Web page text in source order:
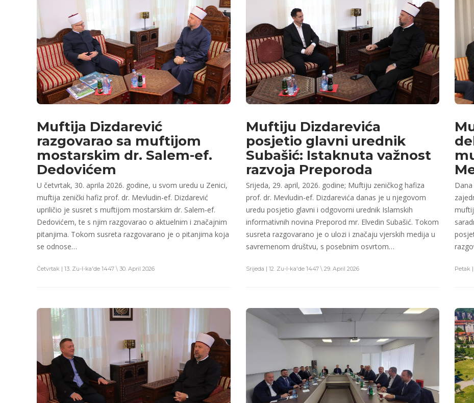
Muftija Dizdarević
razgovarao sa muftijom
mostarskim dr. Salem-ef.
Dedovićem
U četvrtak, 30. aprila 2026. godine, u svom uredu u Zenici,
muftija zenički hafiz prof. dr. Mevludin-ef. Dizdarević
upriličio je susret s muftijom mostarskim dr. Salem-ef.
Dedovićem, te s njim razgovarao o aktuelnim i značajnim
pitanjima. Tokom susreta razgovarano je o pitanjima koja
se odnose…
Četvrtak | 13. Zu-l-ka'de 1447 \ 30. April 2026
Muftiju Dizdarevića
posjetio glavni urednik
Subašić: Istaknuta važnost
razvoja Preporoda
Srijeda, 29. april, 2026. godine; Muftiju zeničkog hafiza
prof. dr. Mevludin-ef. Dizdarevića danas je u njegovom
uredu posjetio glavni i odgovorni urednik Islamskih
informativnih novina Preporod mr. Elvedin Subašić. Tokom
susreta razgovarano je o ulozi i značaju vjerskih medija u
savremenom društvu, s posebnim osvrtom…
Srijeda | 12. Zu-l-ka'de 1447 \ 29. April 2026 Petak